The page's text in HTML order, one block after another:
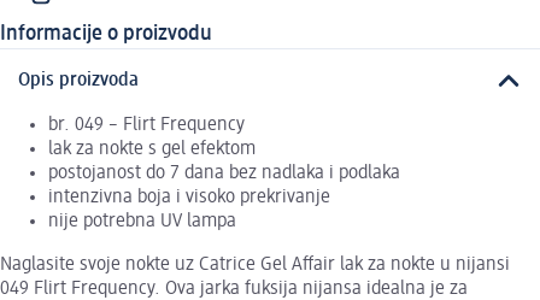
Informacije o proizvodu
Opis proizvoda
br. 049 – Flirt Frequency
lak za nokte s gel efektom
postojanost do 7 dana bez nadlaka i podlaka
intenzivna boja i visoko prekrivanje
nije potrebna UV lampa
Naglasite svoje nokte uz Catrice Gel Affair lak za nokte u nijansi
049 Flirt Frequency. Ova jarka fuksija nijansa idealna je za